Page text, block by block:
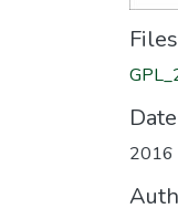
Files
Date
2016